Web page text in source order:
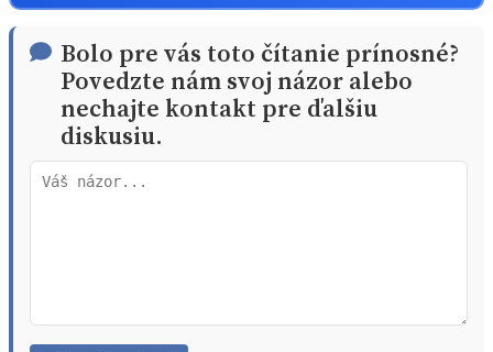
Bolo pre vás toto čítanie prínosné?
Povedzte nám svoj názor alebo
nechajte kontakt pre ďalšiu
diskusiu.